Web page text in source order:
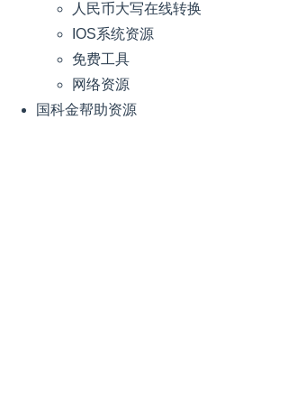
人民币大写在线转换
IOS系统资源
免费工具
网络资源
国科金帮助资源